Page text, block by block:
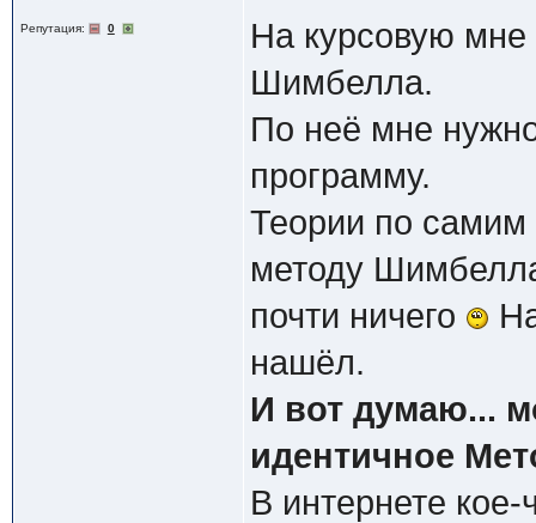
Репутация: 0
На курсовую
Шимбелла.
По неё мне
программу.
Теории по самим
методу
почти ничего
нашёл.
И вот думаю...
идентичное
В интернете